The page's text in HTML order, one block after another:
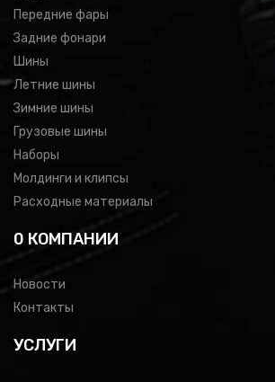
Передние фары
Задние фонари
Шины
Летние шины
Зимние шины
Грузовые шины
Наборы
Молдинги и клипсы
Расходные материалы
0 КОМПАНИИ
Новости
Контакты
УСЛУГИ